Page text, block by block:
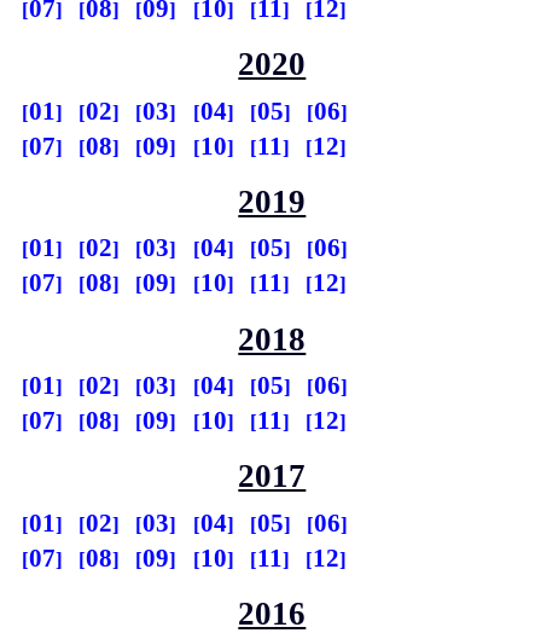
07 08 09 10 11 12
2020
01 02 03 04 05
06
07
08 09 10 11 12
2019
01 02 03 04 05
06
07
08 09 10 11 12
2018
01 02 03 04 05
06
07
08 09 10 11 12
2017
01 02 03 04 05
06
07
08 09 10 11 12
2016